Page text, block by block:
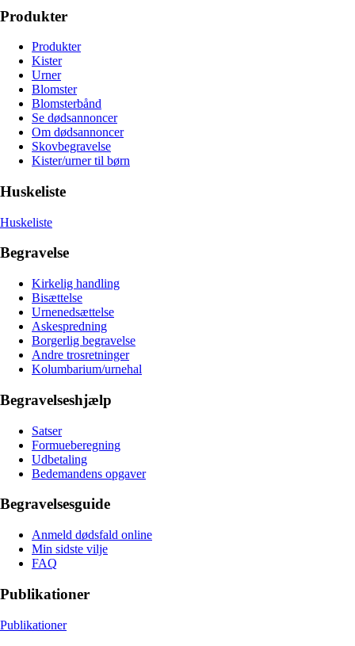
Produkter
Produkter
Kister
Urner
Blomster
Blomsterbånd
Se dødsannoncer
Om dødsannoncer
Skovbegravelse
Kister/urner til børn
Huskeliste
Huskeliste
Begravelse
Kirkelig handling
Bisættelse
Urnenedsættelse
Askespredning
Borgerlig begravelse
Andre trosretninger
Kolumbarium/urnehal
Begravelseshjælp
Satser
Formueberegning
Udbetaling
Bedemandens opgaver
Begravelsesguide
Anmeld dødsfald online
Min sidste vilje
FAQ
Publikationer
Publikationer